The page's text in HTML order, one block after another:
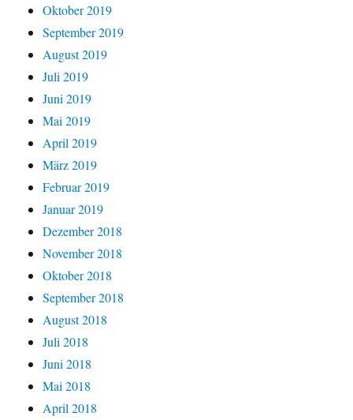
Oktober 2019
September 2019
August 2019
Juli 2019
Juni 2019
Mai 2019
April 2019
März 2019
Februar 2019
Januar 2019
Dezember 2018
November 2018
Oktober 2018
September 2018
August 2018
Juli 2018
Juni 2018
Mai 2018
April 2018